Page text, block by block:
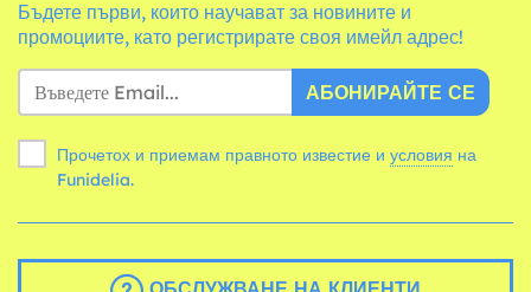
Бъдете първи, които научават за новините и
промоциите, като регистрирате своя имейл адрес!
АБОНИРАЙТЕ СЕ
Прочетох и приемам правното известие и условия
Funidelia.